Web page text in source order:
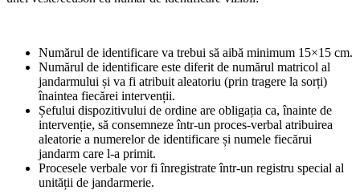
Numărul de identificare va trebui să aibă minimum 15×15 cm.
Numărul de identificare este diferit de numărul matricol al
jandarmului și va fi atribuit aleatoriu (prin tragere la sorți)
înaintea fiecărei intervenții.
Șefului dispozitivului de ordine are obligația ca, înainte de
intervenție, să consemneze într-un proces-verbal atribuirea
aleatorie a numerelor de identificare și numele fiecărui
jandarm care l-a primit.
Procesele verbale vor fi înregistrate într-un registru special al
unității de jandarmerie.